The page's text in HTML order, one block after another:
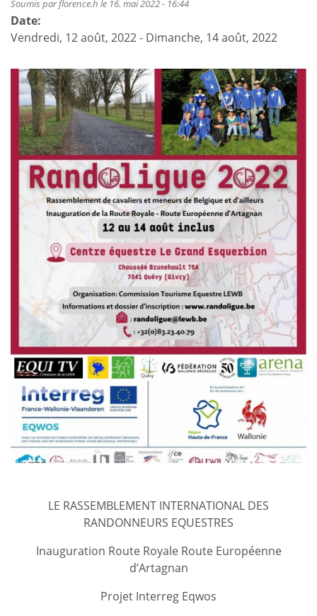
Soumis parflorence.h le 16. mai 2022 - 16:44
Date:
Vendredi, 12 août, 2022- Dimanche, 14 août, 2022
LE RASSEMBLEMENT INTERNATIONAL DES
RANDONNEURS EQUESTRES
Inauguration Route Royale Route Européenne
d’Artagnan
Projet Interreg Eqwos